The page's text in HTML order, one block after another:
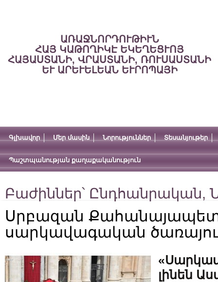
ԱՌԱՋՆՈՐԴՈՒԹԻՒՆ
ՀԱՅ ԿԱԹՈՂԻԿԷ ԵԿԵՂԵՑՒՈՅ
ՀԱՅԱՍՏԱՆԻ, ՎՐԱՍՏԱՆԻ, ՌՈՒՍԱՍՏԱՆԻ
ԵՒ ԱՐԵՒԵԼԵԱՆ ԵՒՐՈՊԱՅԻ
Գլխավոր Մեր մասին Նորություններ Տեսանյութեր
Պաշտպանության քաղաքականություն
Բաժիններ՝ Ընդհանրական,
Սրբազան
սարկավագական
լինեն